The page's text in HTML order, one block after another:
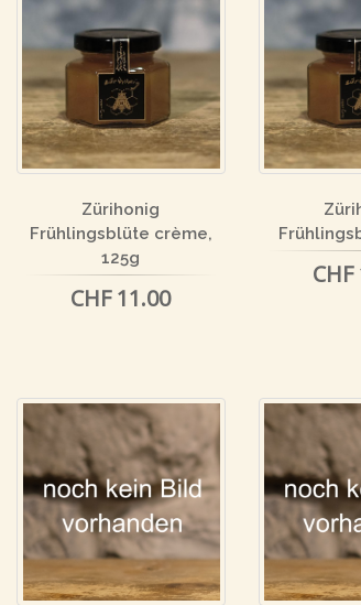
Zürihonig
Frühlingsblüte crème,
125g
CHF 11.00